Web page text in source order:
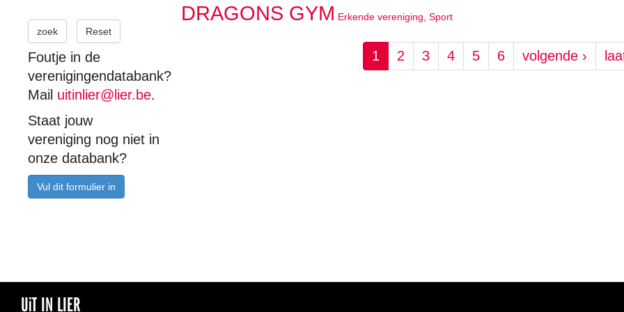
zoek Reset
Foutje in de
verenigingendatabank?
Mail uitinlier@lier.be.
Staat jouw
vereniging nog niet in
onze databank?
Vul dit formulier in
DRAGONS GYM Erkende vereniging Sport
1 2 3 4 5 6 volgende ›
UiT IN LIER